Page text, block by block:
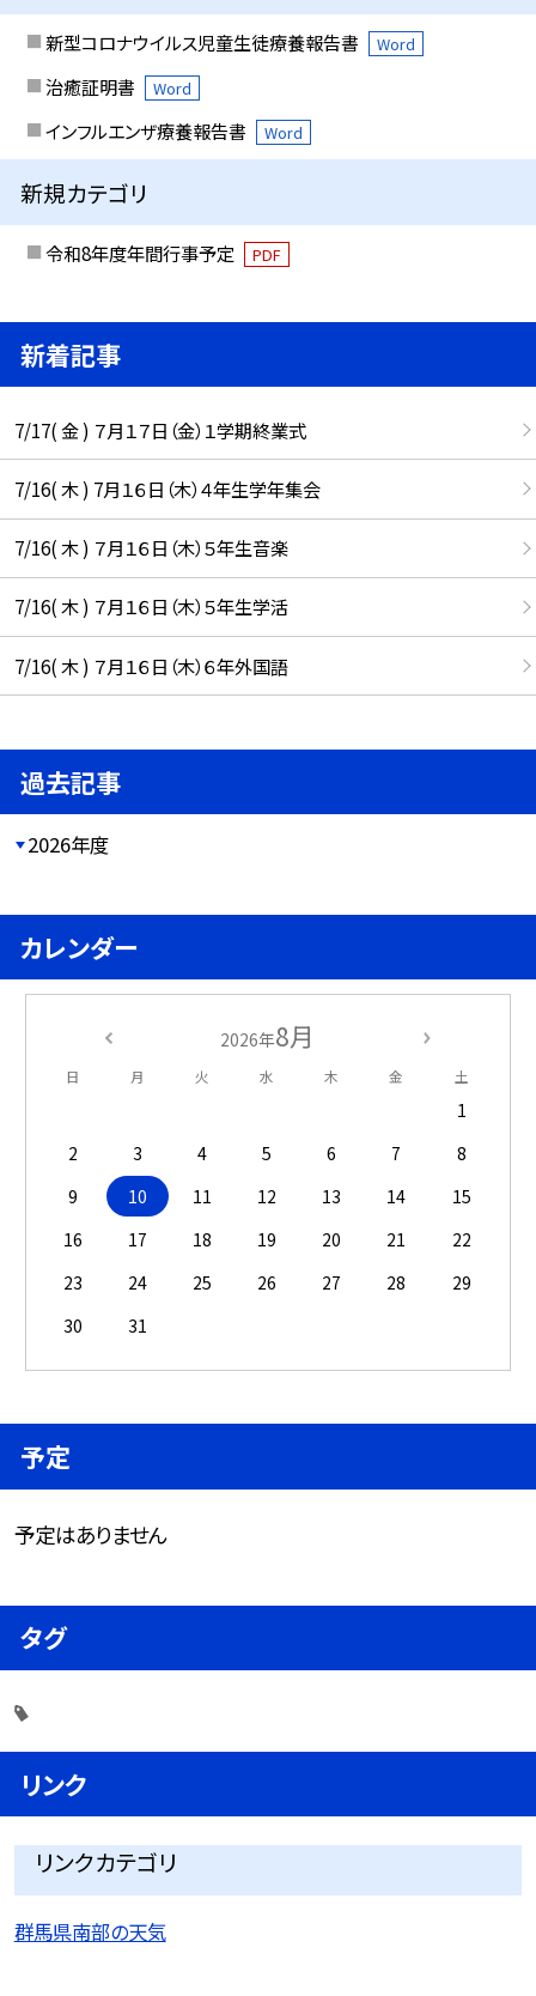
新型コロナウイルス児童生徒療養報告書 Word
治癒証明書 Word
インフルエンザ療養報告書 Word
新規カテゴリ
令和8年度年間行事予定 PDF
新着記事
7/17( 金 ) ７月１７日（金）１学期終業式
7/16( 木 ) 7月１６日（木）４年生学年集会
7/16( 木 ) ７月１６日（木）５年生音楽
7/16( 木 ) ７月１６日（木）５年生学活
7/16( 木 ) ７月１６日（木）６年外国語
過去記事
2026年度
カレンダー
2026年8月
日 月 火 水 木 金 土
1
2
3 4 5 6 7
8
9
10 11 12 13 14
15
16
17 18 19 20 21
22
23
24 25 26 27 28
29
30
31
予定
予定はありません
タグ
リンク
リンクカテゴリ
群馬県南部の天気